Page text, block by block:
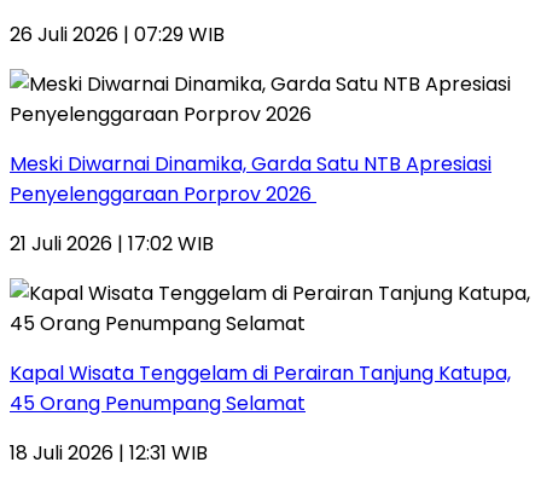
26 Juli 2026 | 07:29 WIB
Meski Diwarnai Dinamika, Garda Satu NTB Apresiasi
Penyelenggaraan Porprov 2026 ‎
21 Juli 2026 | 17:02 WIB
Kapal Wisata Tenggelam di Perairan Tanjung Katupa,
45 Orang Penumpang Selamat
18 Juli 2026 | 12:31 WIB